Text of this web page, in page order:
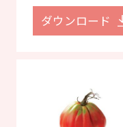
ダウンロード